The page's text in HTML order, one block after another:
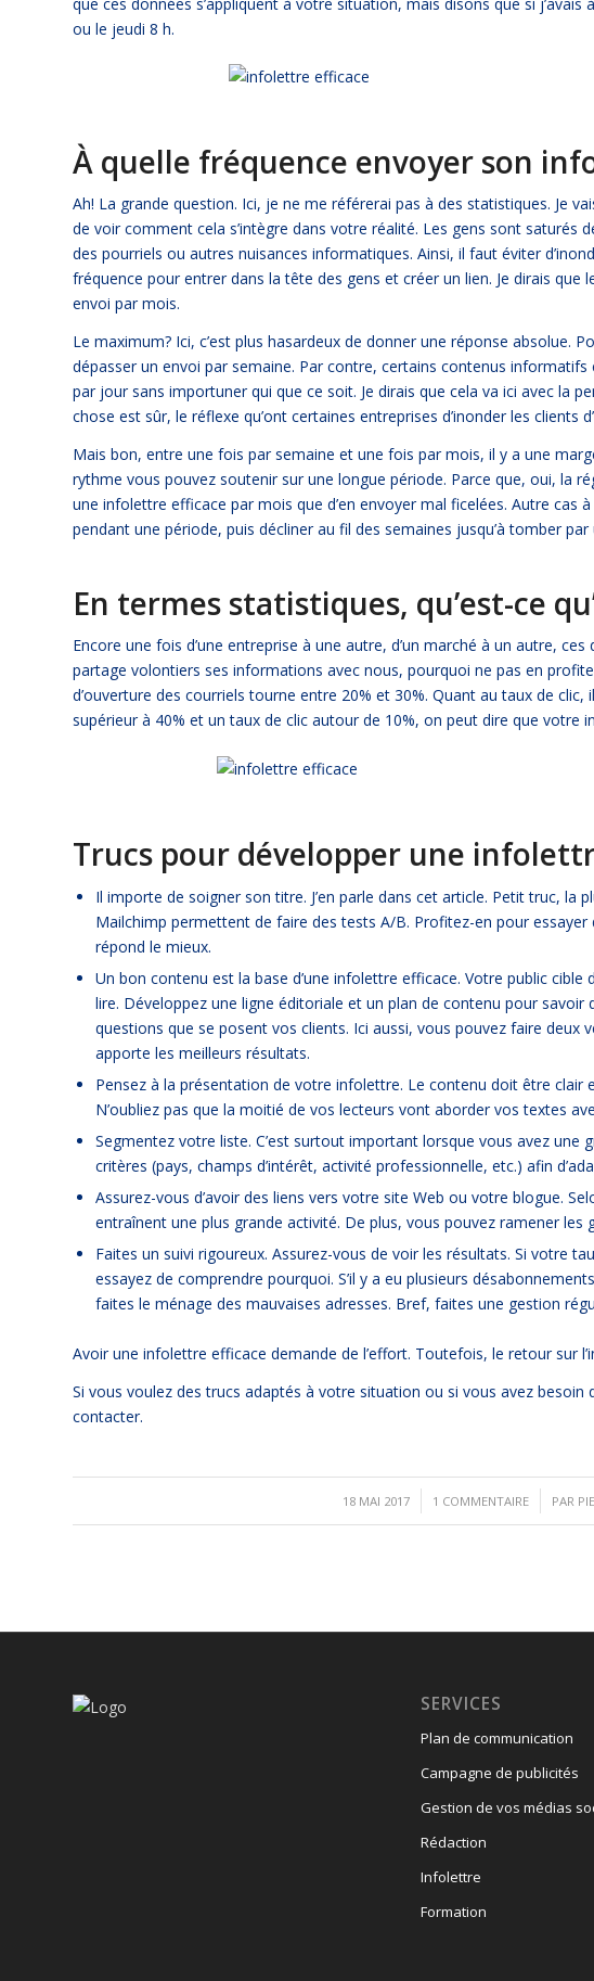
ou le jeudi 8 h.
À quelle fréquence envoyer son
Ah! La grande question. Ici, je ne me référerai pas à des statistiques. Je
de voir comment cela s’intègre dans votre réalité. Les gens sont saturés
des pourriels ou autres nuisances informatiques. Ainsi, il faut éviter
fréquence pour entrer dans la tête des gens et créer un lien. Je dirais
envoi par mois.
Le maximum? Ici, c’est plus hasardeux de donner une réponse absolue.
dépasser un envoi par semaine. Par contre, certains contenus
par jour sans importuner qui que ce soit. Je dirais que cela va ici avec la
chose est sûr, le réflexe qu’ont certaines entreprises d’inonder les clients
Mais bon, entre une fois par semaine et une fois par mois, il y a une
rythme vous pouvez soutenir sur une longue période. Parce que, oui, la
une infolettre efficace par mois que d’en envoyer mal ficelées. Autre cas
pendant une période, puis décliner au fil des semaines jusqu’à tomber
En termes statistiques, qu’est-ce
Encore une fois d’une entreprise à une autre, d’un marché à un autre,
partage volontiers ses informations avec nous, pourquoi ne pas en
d’ouverture des courriels tourne entre 20% et 30%. Quant au taux de clic,
supérieur à 40% et un taux de clic autour de 10%, on peut dire que votre
Trucs pour développer une
Il importe de soigner son titre. J’en parle dans cet article. Petit truc, la
Mailchimp permettent de faire des tests A/B. Profitez-en pour
répond le mieux.
Un bon contenu est la base d’une infolettre efficace. Votre public
lire. Développez une ligne éditoriale et un plan de contenu pour savoir
questions que se posent vos clients. Ici aussi, vous pouvez faire
apporte les meilleurs résultats.
Pensez à la présentation de votre infolettre. Le contenu doit être clair
N’oubliez pas que la moitié de vos lecteurs vont aborder vos textes
Segmentez votre liste. C’est surtout important lorsque vous avez une
critères (pays, champs d’intérêt, activité professionnelle, etc.) afin
Assurez-vous d’avoir des liens vers votre site Web ou votre blogue.
entraînent une plus grande activité. De plus, vous pouvez ramener les
Faites un suivi rigoureux. Assurez-vous de voir les résultats. Si votre
essayez de comprendre pourquoi. S’il y a eu plusieurs
faites le ménage des mauvaises adresses. Bref, faites une gestion
Avoir une infolettre efficace demande de l’effort. Toutefois, le retour sur
Si vous voulez des trucs adaptés à votre situation ou si vous avez besoin
contacter.
18 MAI 2017
/ 1 COMMENTAIRE
/ PAR
SERVICES
Plan de communication
Campagne de publicités
Gestion de vos médias
Rédaction
Infolettre
Formation